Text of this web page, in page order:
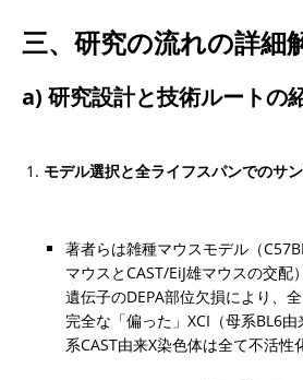
三、研究の流れの詳細
a) 研究設計と技術ルートの
モデル選択と全ライフスパンでのサ
著者らは雑種マウスモデル（
マウスとCAST/EiJ雄マウスの交
遺伝子のDEPA部位欠損により、
完全な「偏った」XCI（母系BL6
系CAST由来X染色体は全て不活性